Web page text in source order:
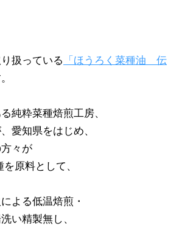
扱っている
「ほうろく菜種油 伝
純粋菜種焙煎工房、
愛知県をはじめ、
々が
原料として、
よる低温焙煎・
い精製無し、